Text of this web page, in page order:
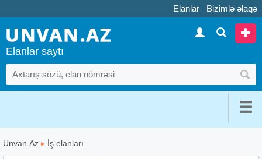
Elanlar Bizimlə əlaqə
Elanlar saytı
Unvan.Az ▸ İş elanları